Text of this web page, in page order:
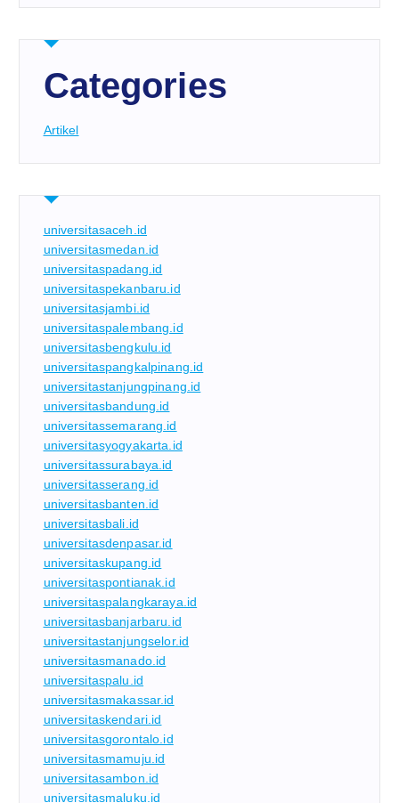
Categories
Artikel
universitasaceh.id
universitasmedan.id
universitaspadang.id
universitaspekanbaru.id
universitasjambi.id
universitaspalembang.id
universitasbengkulu.id
universitaspangkalpinang.id
universitastanjungpinang.id
universitasbandung.id
universitassemarang.id
universitasyogyakarta.id
universitassurabaya.id
universitasserang.id
universitasbanten.id
universitasbali.id
universitasdenpasar.id
universitaskupang.id
universitaspontianak.id
universitaspalangkaraya.id
universitasbanjarbaru.id
universitastanjungselor.id
universitasmanado.id
universitaspalu.id
universitasmakassar.id
universitaskendari.id
universitasgorontalo.id
universitasmamuju.id
universitasambon.id
universitasmaluku.id